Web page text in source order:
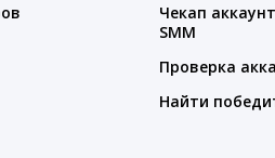
Чекап
SMM
Проверка
Найти